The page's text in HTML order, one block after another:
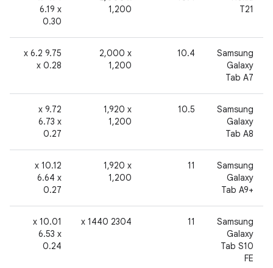
T21
1,200
6.19 x
0.30
‫Samsung
Galaxy
Tab A7
‫10.4
‎2,000 x
1,200
‫9.75 x 6.2
x 0.28
‫Samsung
Galaxy
Tab A8
10.5
‎1,920 x
1,200
‫9.72 x
6.73 x
0.27
‫Samsung
Galaxy
Tab A9+‎
11
‎1,920 x
1,200
‫10.12 x
6.64 x
0.27
‫Samsung
Galaxy
Tab S10
FE
11
2304 x 1440
‫10.01 x
6.53 x
0.24